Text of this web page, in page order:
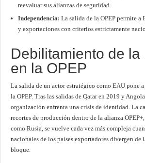
reevaluar sus alianzas de seguridad.
Independencia: La salida de la OPEP permite a
y exportaciones con criterios estrictamente
Debilitamiento de la
en la OPEP
La salida de un actor estratégico como EAU pone
la OPEP. Tras las salidas de Qatar en 2019 y
organización enfrenta una crisis de identidad. La
recortes de producción dentro de la alianza
como Rusia, se vuelve cada vez más compleja
nacionales de los países exportadores divergen de
bloque.